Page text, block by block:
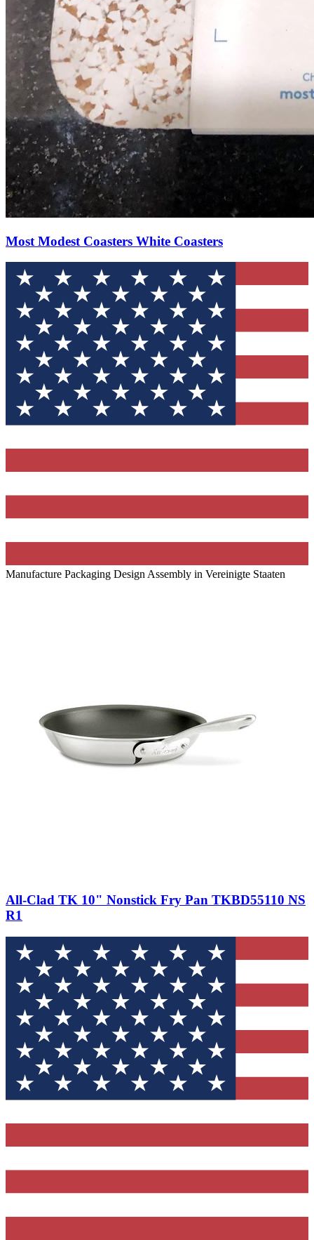
Most Modest Coasters White Coasters
Manufacture Packaging Design Assembly in Vereinigte Staaten
All-Clad TK 10" Nonstick Fry Pan TKBD55110 NS
R1